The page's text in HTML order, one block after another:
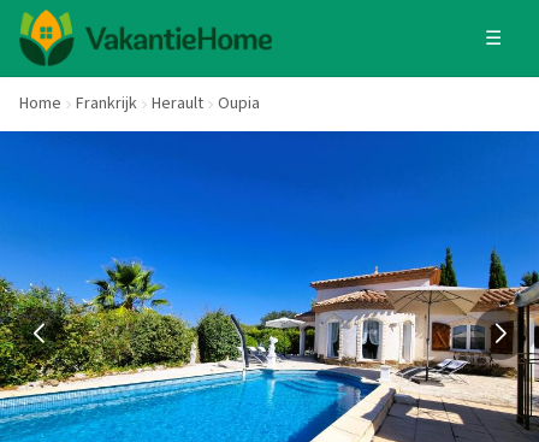
☰
Home Frankrijk Herault Oupia